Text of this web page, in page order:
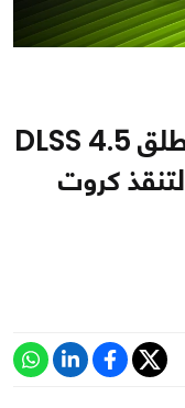
Computex26: إنفيديا تطلق DLSS 4.5
Ray Reconstruction لتنقذ كروت